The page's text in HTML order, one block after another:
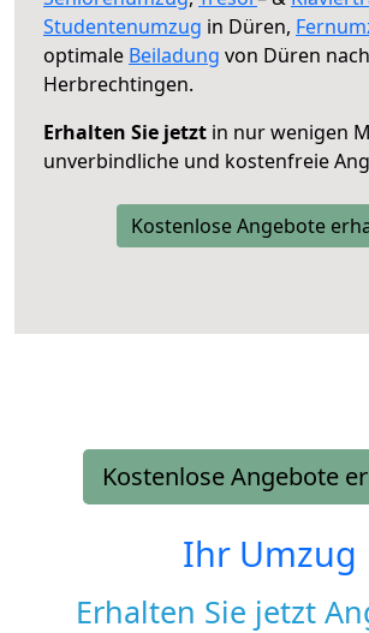
Studentenumzug in Düren,
optimale Beiladung von Düren nach
Herbrechtingen.
Erhalten Sie jetzt in nur wenigen
unverbindliche und kostenfreie
Kostenlose Angebote
Kostenlose Angebote
Ihr Umzug
Erhalten Sie jetzt